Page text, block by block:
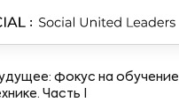
фокус на обучение
Часть I